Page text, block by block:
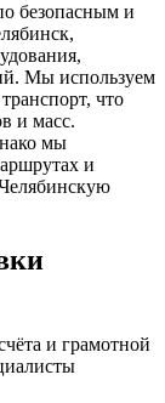
безопасным и
Мы используем
что
и масс.
мы
и
и грамотной